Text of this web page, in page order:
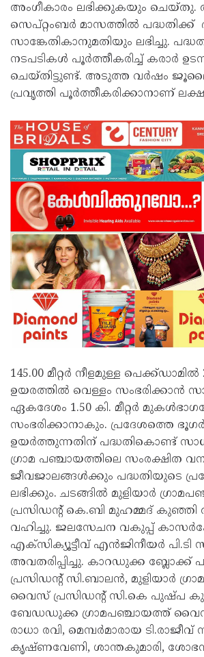
അംഗീകാരം ലഭിക്കുകയും
സെപ്റ്റംബർ മാസത്തിൽ
സാങ്കേതികാനുമതിയും ലഭിച്ചു.
നടപടികൾ പൂർത്തീകരിച്ച് കരാർ
ചെയ്തിട്ടുണ്ട്. അടുത്ത വർഷം
പ്രവൃത്തി പൂർത്തീകരിക്കാനാണ്
145.00 മീറ്റർ നീളമുള്ള പെക്ക്ഡാമിൽ
ഉയരത്തിൽ വെള്ളം സംഭരിക്കാൻ
ഏകദേശം 1.50 കി. മീറ്റർ
സംഭരിക്കാനാകും. പ്രദേശത്തെ
ഉയർത്തുന്നതിന് പദ്ധതികൊണ്ട്
ഗ്രാമ പഞ്ചായത്തിലെ സംരക്ഷിത
ജീവജാലങ്ങൾക്കും പദ്ധതിയുടെ
ലഭിക്കും. ചടങ്ങിൽ മുളിയാർ
പ്രസിഡന്റ് കെ.ബി മുഹമ്മദ്
വഹിച്ചു. ജലസേചന വകുപ്പ്
എക്‌സിക്യൂട്ടീവ് എൻജിനീയർ പി.ടി
അവതരിപ്പിച്ചു. കാറഡുക്ക ബ്ലോക്ക്
പ്രസിഡന്റ് സി.ബാലൻ, മുളിയാർ
വൈസ് പ്രസിഡന്റ് സി.കെ പുഷ്പ
ബേഡഡുക്ക ഗ്രാമപഞ്ചായത്ത്
രാധാ രവി, മെമ്പർമാരായ
കൃഷ്ണവേണി, ശാന്തകുമാരി,